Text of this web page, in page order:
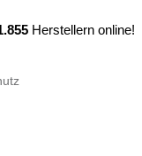
Herstellern online!